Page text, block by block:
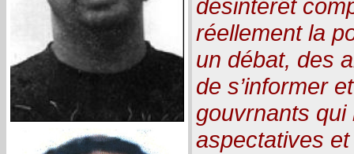
désintérêt
réellement la
un débat, des
de s’informer
gouvrnants
aspectatives